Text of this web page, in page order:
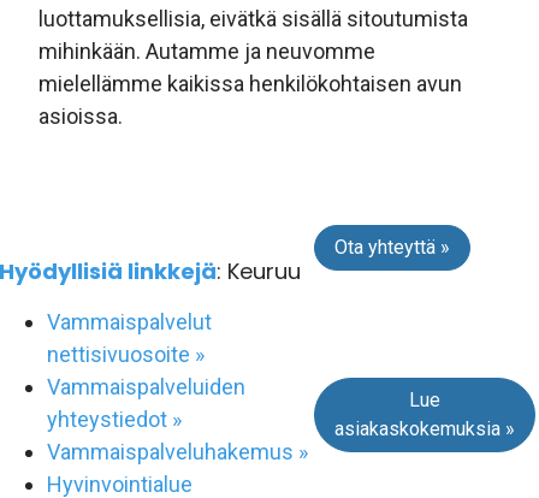
linkkejä: Keuruu
Vammaispalvelut
nettisivuosoite »
Vammaispalveluiden
yhteystiedot »
Vammaispalveluhakemus »
Hyvinvointialue
Ota yhteyttä »
Lue
asiakaskokemuksia »
luottamuksellisia, eivätkä sisällä sitoutumista
mihinkään. Autamme ja neuvomme
mielellämme kaikissa henkilökohtaisen avun
asioissa.